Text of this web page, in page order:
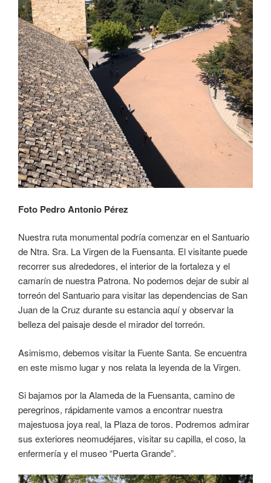
Foto Pedro Antonio Pérez
Nuestra ruta monumental podría comenzar en el Santuario
de Ntra. Sra. La Virgen de la Fuensanta. El visitante puede
recorrer sus alrededores, el interior de la fortaleza y el
camarín de nuestra Patrona. No podemos dejar de subir al
torreón del Santuario para visitar las dependencias de San
Juan de la Cruz durante su estancia aquí y observar la
belleza del paisaje desde el mirador del torreón.
Asimismo, debemos visitar la Fuente Santa. Se encuentra
en este mismo lugar y nos relata la leyenda de la Virgen.
Si bajamos por la Alameda de la Fuensanta, camino de
peregrinos, rápidamente vamos a encontrar nuestra
majestuosa joya real, la Plaza de toros. Podremos admirar
sus exteriores neomudéjares, visitar su capilla, el coso, la
enfermería y el museo “Puerta Grande”.